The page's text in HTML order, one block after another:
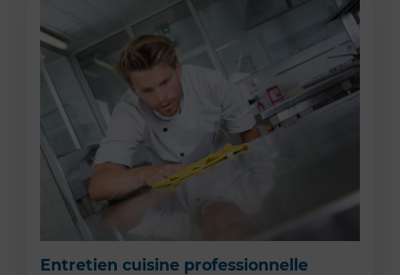
Entretien cuisine professionnelle